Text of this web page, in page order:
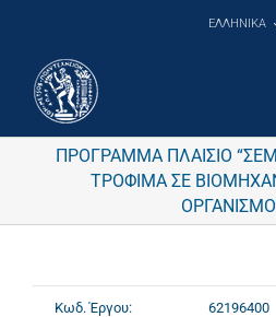
ΕΛΛΗΝΙΚΑ
ΠΡΟΓΡΑΜΜΑ ΠΛΑΙΣΙΟ
ΤΡΟΦΙΜΑ ΣΕ
Κωδ. Έργου: 62196400